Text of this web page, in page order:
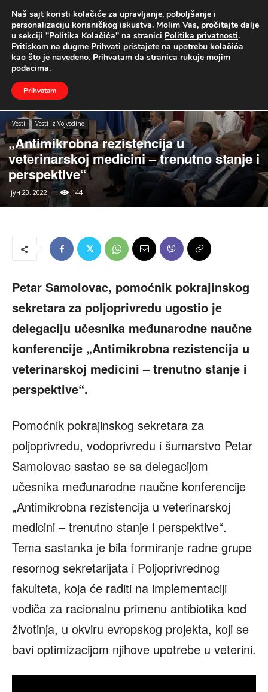
UŽIVO
Naslovna Vesti Vesti iz Vojvodine
Vesti Vesti iz Vojvodine
„Antimikrobna rezistencija u
veterinarskoj medicini – trenutno stanje i
perspektive“
јун 23, 2022 144
Petar Samolovac, pomoćnik pokrajinskog
sekretara za poljoprivredu ugostio je
delegaciju učesnika međunarodne naučne
konferencije „Antimikrobna rezistencija u
veterinarskoj medicini – trenutno stanje i
perspektive“.
Pomoćnik pokrajinskog sekretara za
poljoprivredu, vodoprivredu i šumarstvo Petar
Samolovac sastao se sa delegacijom
učesnika međunarodne naučne konferencije
„Antimikrobna rezistencija u veterinarskoj
medicini – trenutno stanje i perspektive“.
Tema sastanka je bila formiranje radne grupe
resornog sekretarijata i Poljoprivrednog
fakulteta, koja će raditi na implementaciji
vodiča za racionalnu primenu antibiotika kod
životinja, u okviru evropskog projekta, koji se
bavi optimizacijom njihove upotrebe u veterini.
Naš sajt koristi kolačiće za upravljanje, poboljšanje i
personalizaciju korisničkog iskustva. Molim Vas, pročitajte dalje
u sekciji "Politika Kolačića" na stranici Politika privatnosti.
Pritiskom na dugme Prihvati pristajete na upotrebu kolačića
kao što je navedeno. Prihvatam da stranica rukuje mojim
podacima.
Prihvatam